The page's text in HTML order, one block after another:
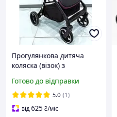
Прогулянкова дитяча
коляска (візок) з
для дівчинки Joy Geneva
(GN-42285)
Готово до відправки
5.0 (1)
від625₴/міс